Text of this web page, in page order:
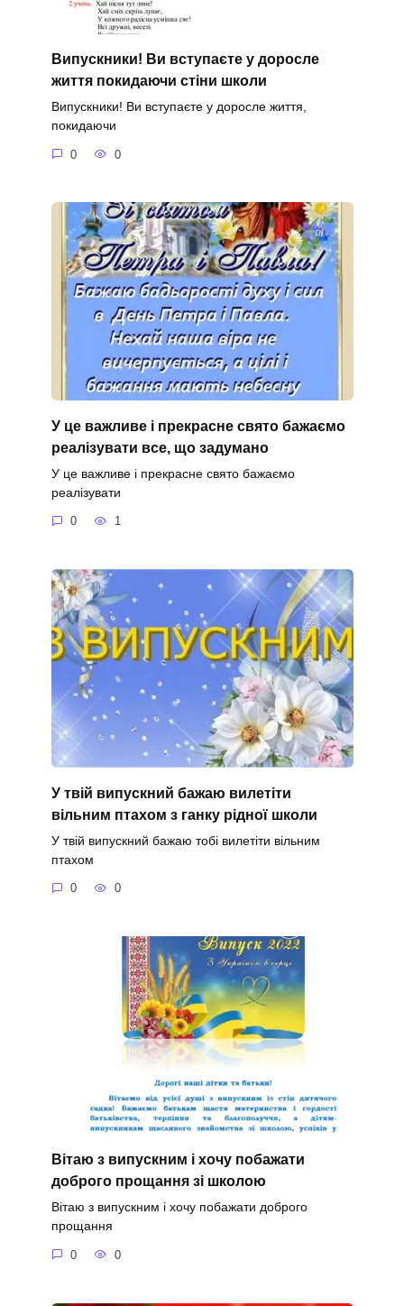
Випускники! Ви вступаєте у доросле
життя покидаючи стіни школи
Випускники! Ви вступаєте у доросле життя,
покидаючи
0 0
У це важливе і прекрасне свято бажаємо
реалізувати все, що задумано
У це важливе і прекрасне свято бажаємо
реалізувати
0 1
У твій випускний бажаю вилетіти
вільним птахом з ганку рідної школи
У твій випускний бажаю тобі вилетіти вільним
птахом
0 0
Вітаю з випускним і хочу побажати
доброго прощання зі школою
Вітаю з випускним і хочу побажати доброго
прощання
0 0